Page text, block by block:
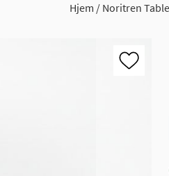
Hjem Noritren